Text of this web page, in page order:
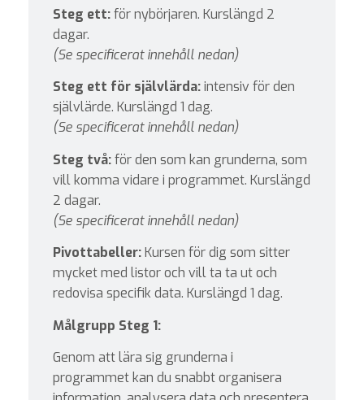
Steg ett:för nybörjaren. Kurslängd 2
dagar.
(Se specificerat innehåll nedan)
Steg ett för självlärda:intensiv för den
självlärde. Kurslängd 1 dag.
(Se specificerat innehåll nedan)
Steg två:för den som kan grunderna, som
vill komma vidare i programmet. Kurslängd
2 dagar.
(Se specificerat innehåll nedan)
Pivottabeller:Kursen för dig som sitter
mycket med listor och vill ta ta ut och
redovisa specifik data. Kurslängd 1 dag.
Målgrupp Steg 1:
Genom att lära sig grunderna i
programmet kan du snabbt organisera